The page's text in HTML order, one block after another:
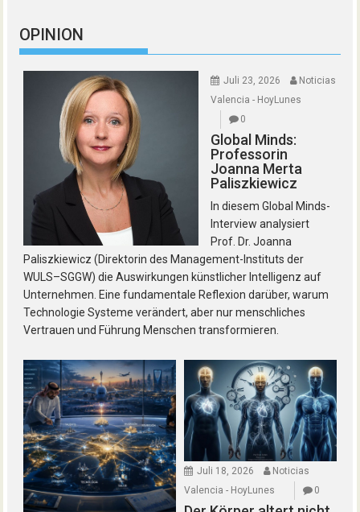
OPINION
Juli 23, 2026
Noticias
Valencia - HoyLunes
0
Global Minds:
Professorin
Joanna Merta
Paliszkiewicz
In diesem Global Minds-
Interview analysiert
Prof. Dr. Joanna
Paliszkiewicz (Direktorin des Management-Instituts der
WULS–SGGW) die Auswirkungen künstlicher Intelligenz auf
Unternehmen. Eine fundamentale Reflexion darüber, warum
Technologie Systeme verändert, aber nur menschliches
Vertrauen und Führung Menschen transformieren.
Juli 18, 2026
Noticias
Valencia - HoyLunes
0